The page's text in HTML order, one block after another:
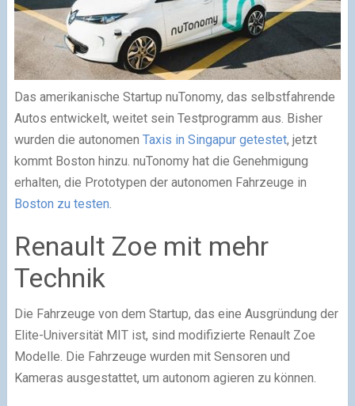
Das amerikanische Startup nuTonomy, das selbstfahrende
Autos entwickelt, weitet sein Testprogramm aus. Bisher
wurden die autonomen Taxis in Singapur getestet, jetzt
kommt Boston hinzu. nuTonomy hat die Genehmigung
erhalten, die Prototypen der autonomen Fahrzeuge in
Boston zu testen
Renault Zoe mit mehr
Technik
Die Fahrzeuge von dem Startup, das eine Ausgründung der
Elite-Universität MIT ist, sind modifizierte Renault Zoe
Modelle. Die Fahrzeuge wurden mit Sensoren und
Kameras ausgestattet, um autonom agieren zu können.